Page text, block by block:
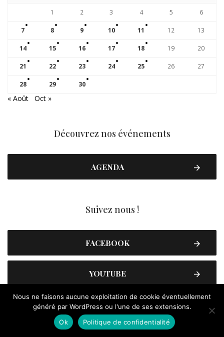
1 2 3 4 5 6
7 8 9 10 11 12 13
14 15 16 17 18 19 20
21 22 23 24 25 26 27
28 29 30
« Août Oct »
Découvrez nos événements
AGENDA
Suivez nous !
FACEBOOK
YOUTUBE
INSTAGRAM
Nous ne faisons aucune exploitation de cookie éventuellement
généré par WordPress ou l'une de ses extensions.
Ok
Politique de confidentialité